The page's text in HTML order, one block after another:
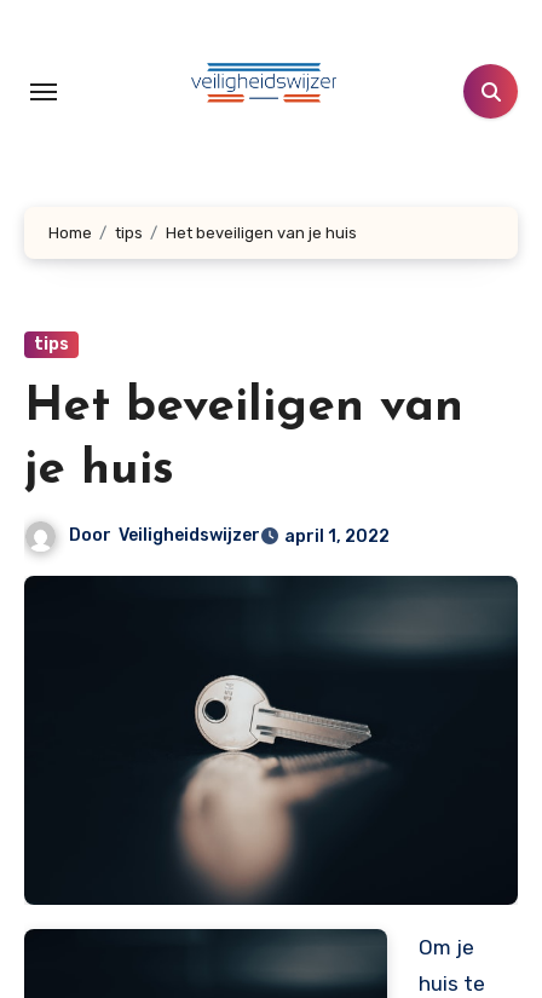
inhoud
Home tips Het beveiligen van je huis
tips
Het beveiligen van
je huis
Door Veiligheidswijzer april 1, 2022
Om je
huis te